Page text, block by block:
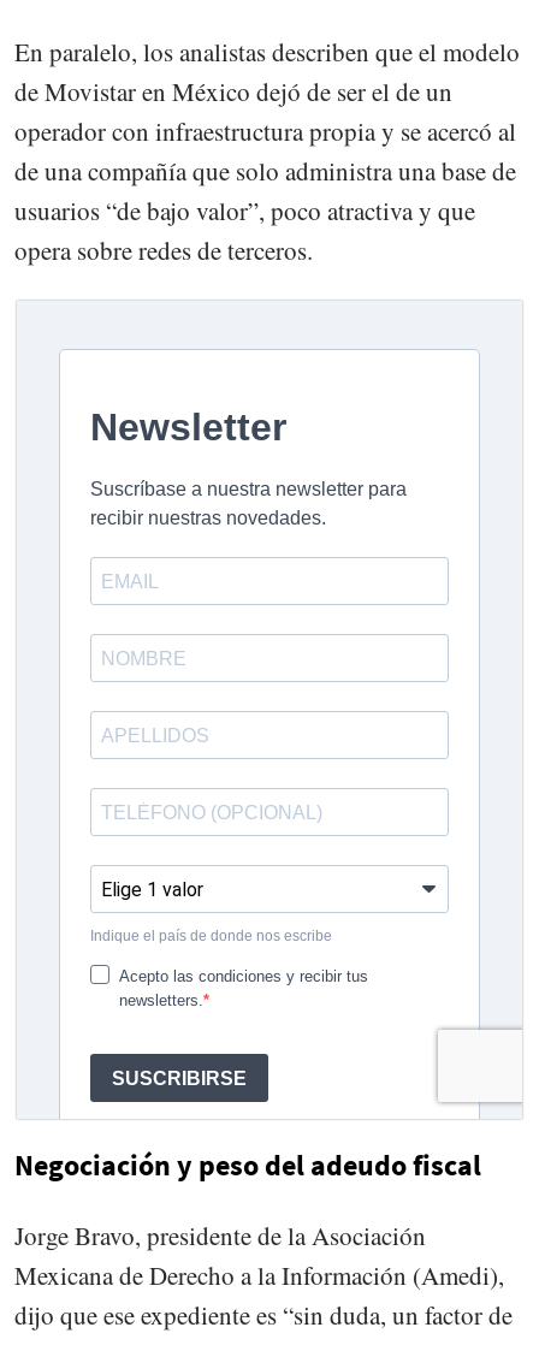
En paralelo, los analistas describen que el modelo
de Movistar en México dejó de ser el de un
operador con infraestructura propia y se acercó al
de una compañía que solo administra una base de
usuarios “de bajo valor”, poco atractiva y que
opera sobre redes de terceros.
Negociación y peso del adeudo fiscal
Jorge Bravo, presidente de la Asociación
Mexicana de Derecho a la Información (Amedi),
dijo que ese expediente es “sin duda, un factor de